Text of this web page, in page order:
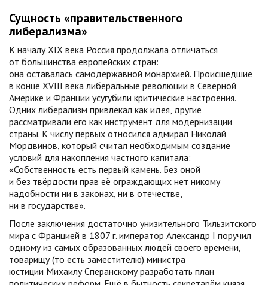
Сущность «правительственного
либерализма»
К началу XIX века Россия продолжала отличаться
от большинства европейских стран:
она оставалась самодержавной монархией. Происшедшие
в конце XVIII века либеральные революции в Северной
Америке и Франции усугубили критические настроения.
Одних либерализм привлекал как идея, другие
рассматривали его как инструмент для модернизации
страны. К числу первых относился адмирал Николай
Мордвинов, который считал необходимым создание
условий для накопления частного капитала:
«Собственность есть первый камень. Без оной
и без твёрдости прав её ограждающих нет никому
надобности ни в законах, ни в отечестве,
ни в государстве».
После заключения достаточно унизительного Тильзитского
мира с Францией в 1807 г. император Александр I поручил
одному из самых образованных людей своего времени,
товарищу (то есть заместителю) министра
юстиции Михаилу Сперанскому разработать план